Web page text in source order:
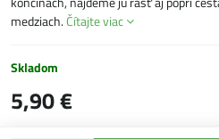
medziach.Čítajte viac
Skladom
5,90 €